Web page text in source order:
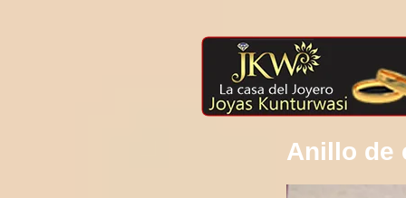
Anillo de